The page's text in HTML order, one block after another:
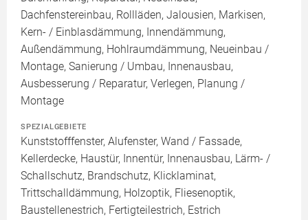
Dachfenstereinbau, Rollläden, Jalousien, Markisen,
Kern- / Einblasdämmung, Innendämmung,
Außendämmung, Hohlraumdämmung, Neueinbau /
Montage, Sanierung / Umbau, Innenausbau,
Ausbesserung / Reparatur, Verlegen, Planung /
Montage
SPEZIALGEBIETE
Kunststofffenster, Alufenster, Wand / Fassade,
Kellerdecke, Haustür, Innentür, Innenausbau, Lärm- /
Schallschutz, Brandschutz, Klicklaminat,
Trittschalldämmung, Holzoptik, Fliesenoptik,
Baustellenestrich, Fertigteilestrich, Estrich